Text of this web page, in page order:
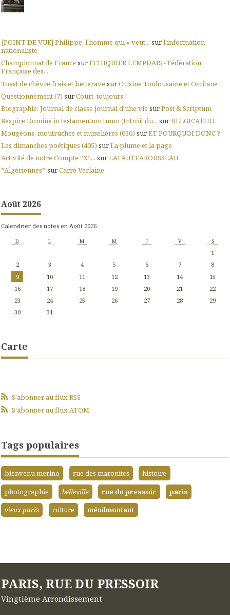
[POINT DE VUE] Philippe, l’homme qui « veut... surl'information
nationaliste
Championnat de France surECHIQUIER LEMPDAIS - Fédération
Française des...
Toast de chèvre frais et betterave surCuisine Toulousaine et Occitane
Questionnement (7) surCourt, toujours !
Biographie: Journal de classe journal d'une vie surPost & Scriptum
Respice Domine in testamentum tuum (Introit du... surBELGICATHO
Mougeons, moutruches et muselières (636) surET POURQUOI DONC ?
Les dimanches poétiques (405) surLa plume et la page
Activité de notre Compte ”X”... surLAFAUTEAROUSSEAU
*Algériennes* surCarré Verlaine
Août 2026
Calendrier des notes en Août 2026
D L M M J V S
1
2
3 4 5 6 7
8
9
10 11 12 13 14
15
16
17 18 19 20 21
22
23
24 25 26 27 28
29
30
31
Carte
S'abonner au flux RSS
S'abonner au flux ATOM
Tags populaires
bienvenu merino rue des maronites
histoire
photographie
belleville rue du pressoir
paris
vieux paris
culture ménilmontant
PARIS, RUE DU PRESSOIR
Vingtième Arrondissement